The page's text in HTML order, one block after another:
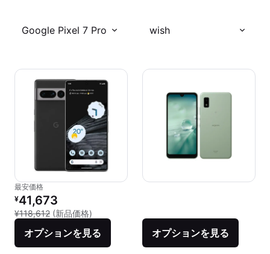
Google Pixel 7 Pro wish
最安価格
リファービッシュ品の価格：
¥41,673
¥118,612 (新品価格)
オプションを見る オプションを見る